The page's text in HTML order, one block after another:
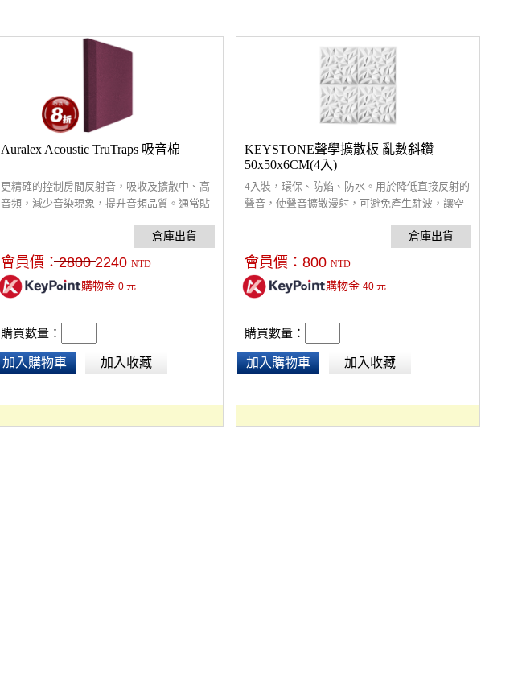
Auralex Acoustic TruTraps 吸音棉
更精確的控制房間反射音，吸收及擴散中、高
音頻，減少音染現象，提升音頻品質。通常貼
便，可使用噴膠或透過輔助的懸掛配件進行掛
裝。
會員價：2800 2240 NTD
購物金0 元
購買數量：
加入購物車 加入收藏
KEYSTONE聲學擴散板 亂數斜鑽
50x50x6CM(4入)
4入裝，環保、防焰、防水。用於降低直接反射的
聲音，使聲音擴散漫射，可避免產生駐波，讓空
頻調音專用。適當使用擴散板可調整潤化聲音，
搭配吸音板及低音陷阱，來達到最佳聆聽舒適
度。通常貼於音源兩側牆面或天花板。多片拼接
安裝簡便，可選購雙面膠、噴膠或透過輔助的懸
會員價：800 NTD
購物金40 元
購買數量：
加入購物車 加入收藏